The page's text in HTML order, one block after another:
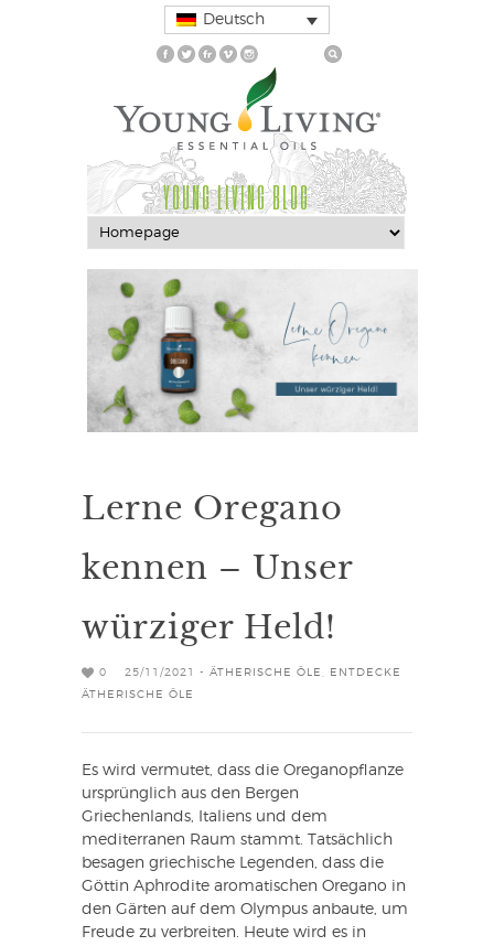
Deutsch
YOUNG LIVING BLOG
Lerne Oregano
kennen – Unser
würziger Held!
0 25/11/2021 - ÄTHERISCHE ÖLE
ENTDECKE
ÄTHERISCHE ÖLE
Es wird vermutet, dass die Oreganopflanze
ursprünglich aus den Bergen
Griechenlands, Italiens und dem
mediterranen Raum stammt. Tatsächlich
besagen griechische Legenden, dass die
Göttin Aphrodite aromatischen Oregano in
den Gärten auf dem Olympus anbaute, um
Freude zu verbreiten. Heute wird es in